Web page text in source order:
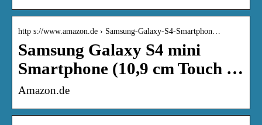
http s://www.amazon.de › Samsung-Galaxy-S4-Smartphon…
Samsung Galaxy S4 mini
Smartphone (10,9 cm Touch …
Amazon.de